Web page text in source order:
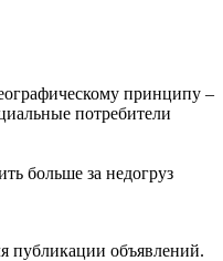
принципу –
потребители
больше за недогруз
публикации объявлений.